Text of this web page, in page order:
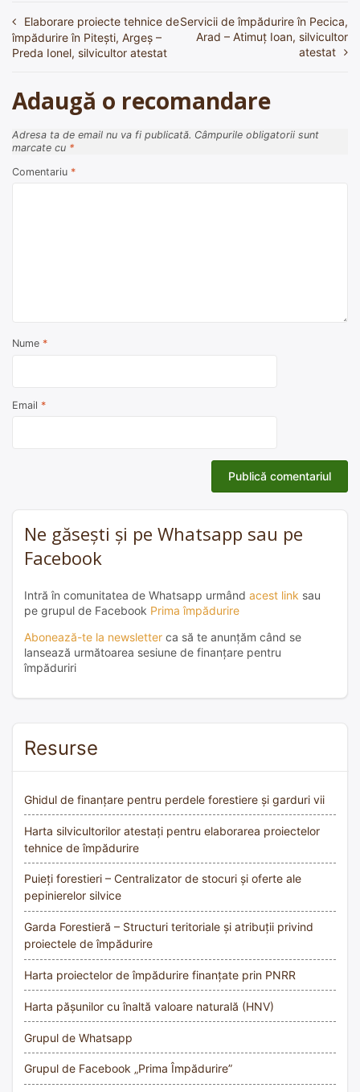
Navigare
în
Elaborare proiecte tehnice de
împădurire în Pitești, Argeș –
Preda Ionel, silvicultor atestat
Servicii de împădurire în Pecica,
Arad – Atimuț Ioan, silvicultor
atestat
Adaugă o recomandare
Adresa ta de email nu va fi publicată. Câmpurile obligatorii sunt
marcate cu *
Comentariu *
Nume *
Email *
Ne găsești și pe Whatsapp sau pe
Facebook
Intră în comunitatea de Whatsapp urmând acest link sau
pe grupul de Facebook Prima împădurire
Abonează-te la newsletter ca să te anunțăm când se
lansează următoarea sesiune de finanțare pentru
împăduriri
Resurse
Ghidul de finanțare pentru perdele forestiere și garduri vii
Harta silvicultorilor atestați pentru elaborarea proiectelor
tehnice de împădurire
Puieți forestieri – Centralizator de stocuri și oferte ale
pepinierelor silvice
Garda Forestieră – Structuri teritoriale și atribuții privind
proiectele de împădurire
Harta proiectelor de împădurire finanțate prin PNRR
Harta pășunilor cu înaltă valoare naturală (HNV)
Grupul de Whatsapp
Grupul de Facebook „Prima Împădurire”